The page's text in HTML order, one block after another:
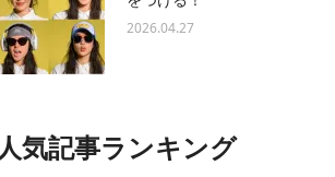
2026.04.27
気記事ランキング